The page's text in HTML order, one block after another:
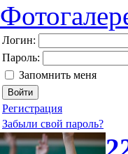
Логин:
Пароль:
Запомнить меня
Регистрация
Забыли свой пароль?